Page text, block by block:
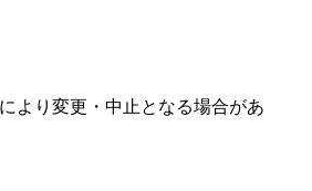
より変更・中止となる場合があ